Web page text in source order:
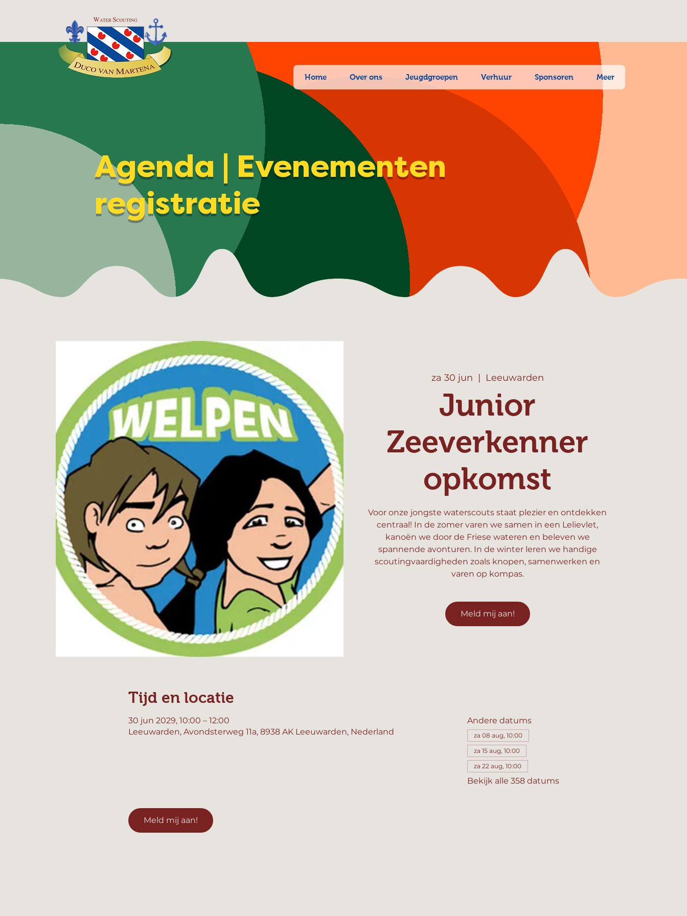
Home Over ons Jeugdgroepen Verhuur Sponsoren Meer
Agenda | Evenementen
registratie
za 30 jun
  |
Leeuwarden
Junior
Zeeverkenner
opkomst
Voor onze jongste waterscouts staat plezier en ontdekken
centraal! In de zomer varen we samen in een Lelievlet,
kanoën we door de Friese wateren en beleven we
spannende avonturen. In de winter leren we handige
scoutingvaardigheden zoals knopen, samenwerken en
varen op kompas.
Meld mij aan!
Tijd en locatie
30 jun 2029, 10:00 – 12:00
Leeuwarden, Avondsterweg 11a, 8938 AK Leeuwarden, Nederland
Andere datums
za 08 aug, 10:00
za 15 aug, 10:00
za 22 aug, 10:00
Bekijk alle 358 datums
Meld mij aan!